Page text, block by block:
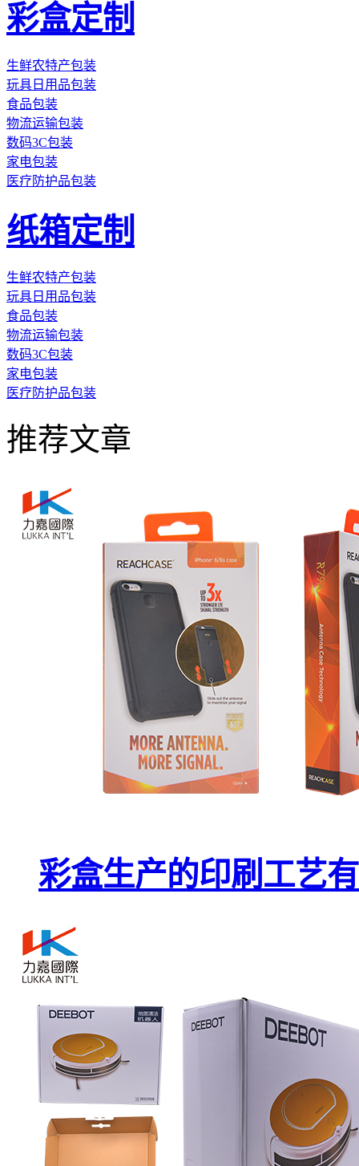
彩盒定制
生鲜农特产包装
玩具日用品包装
食品包装
物流运输包装
数码3C包装
家电包装
医疗防护品包装
纸箱定制
生鲜农特产包装
玩具日用品包装
食品包装
物流运输包装
数码3C包装
家电包装
医疗防护品包装
推荐文章
彩盒生产的印刷工艺